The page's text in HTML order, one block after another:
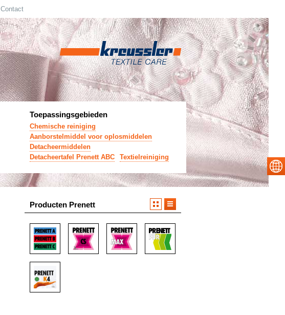
Contact
Toepassingsgebieden
Chemische reiniging
Aanborstelmiddel voor oplosmiddelen
Detacheermiddelen
Detacheertafel Prenett ABC
Textielreiniging
Producten Prenett
select language